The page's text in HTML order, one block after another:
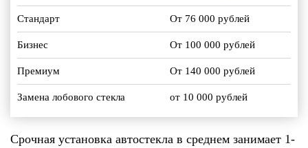
Стандарт От 76 000 рублей
Бизнес От 100 000 рублей
Премиум От 140 000 рублей
Замена лобового стекла от 10 000 рублей
Срочная установка автостекла в среднем занимает 1-